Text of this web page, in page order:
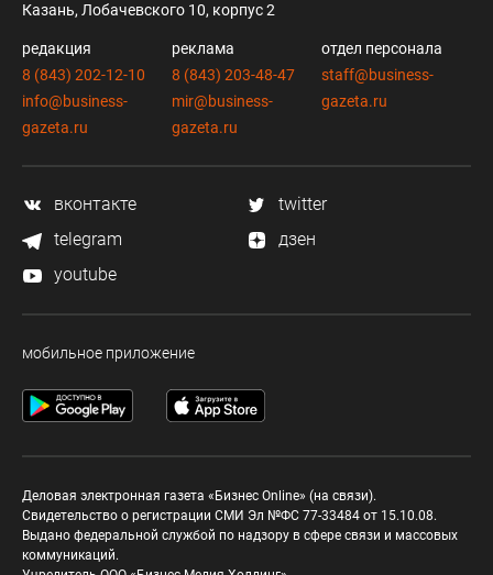
Казань, Лобачевского 10, корпус 2
редакция
8 (843) 202-12-10
info@business-
gazeta.ru
реклама
8 (843) 203-48-47
mir@business-
gazeta.ru
отдел персонала
staff@business-
gazeta.ru
вконтакте
twitter
telegram
дзен
youtube
мобильное приложение
Деловая электронная газета «Бизнес Online» (на связи).
Свидетельство о регистрации СМИ Эл №ФС 77-33484 от 15.10.08.
Выдано федеральной службой по надзору в сфере связи и массовых
коммуникаций.